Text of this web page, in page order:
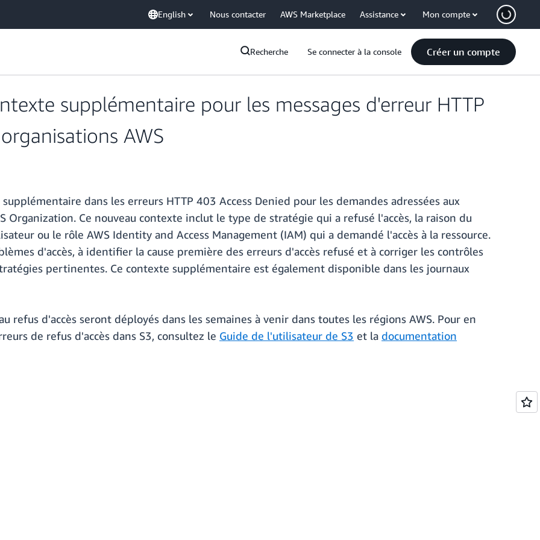
English Nous contacter AWS Marketplace Assistance Mon compte
Recherche Se connecter à la console Créer un compte
supplémentaire pour les messages d'erreur HTTP
AWS
dans les erreurs HTTP 403 Access Denied pour les demandes adressées aux
Organization. Ce nouveau contexte inclut le type de stratégie qui a refusé l'accès, la raison du
ou le rôle AWS Identity and Access Management (IAM) qui a demandé l'accès à la ressource.
d'accès, à identifier la cause première des erreurs d'accès refusé et à corriger les contrôles
pertinentes. Ce contexte supplémentaire est également disponible dans les journaux
refus d'accès seront déployés dans les semaines à venir dans toutes les régions AWS. Pour en
de refus d'accès dans S3, consultez le Guide de l'utilisateur de S3 et la documentation